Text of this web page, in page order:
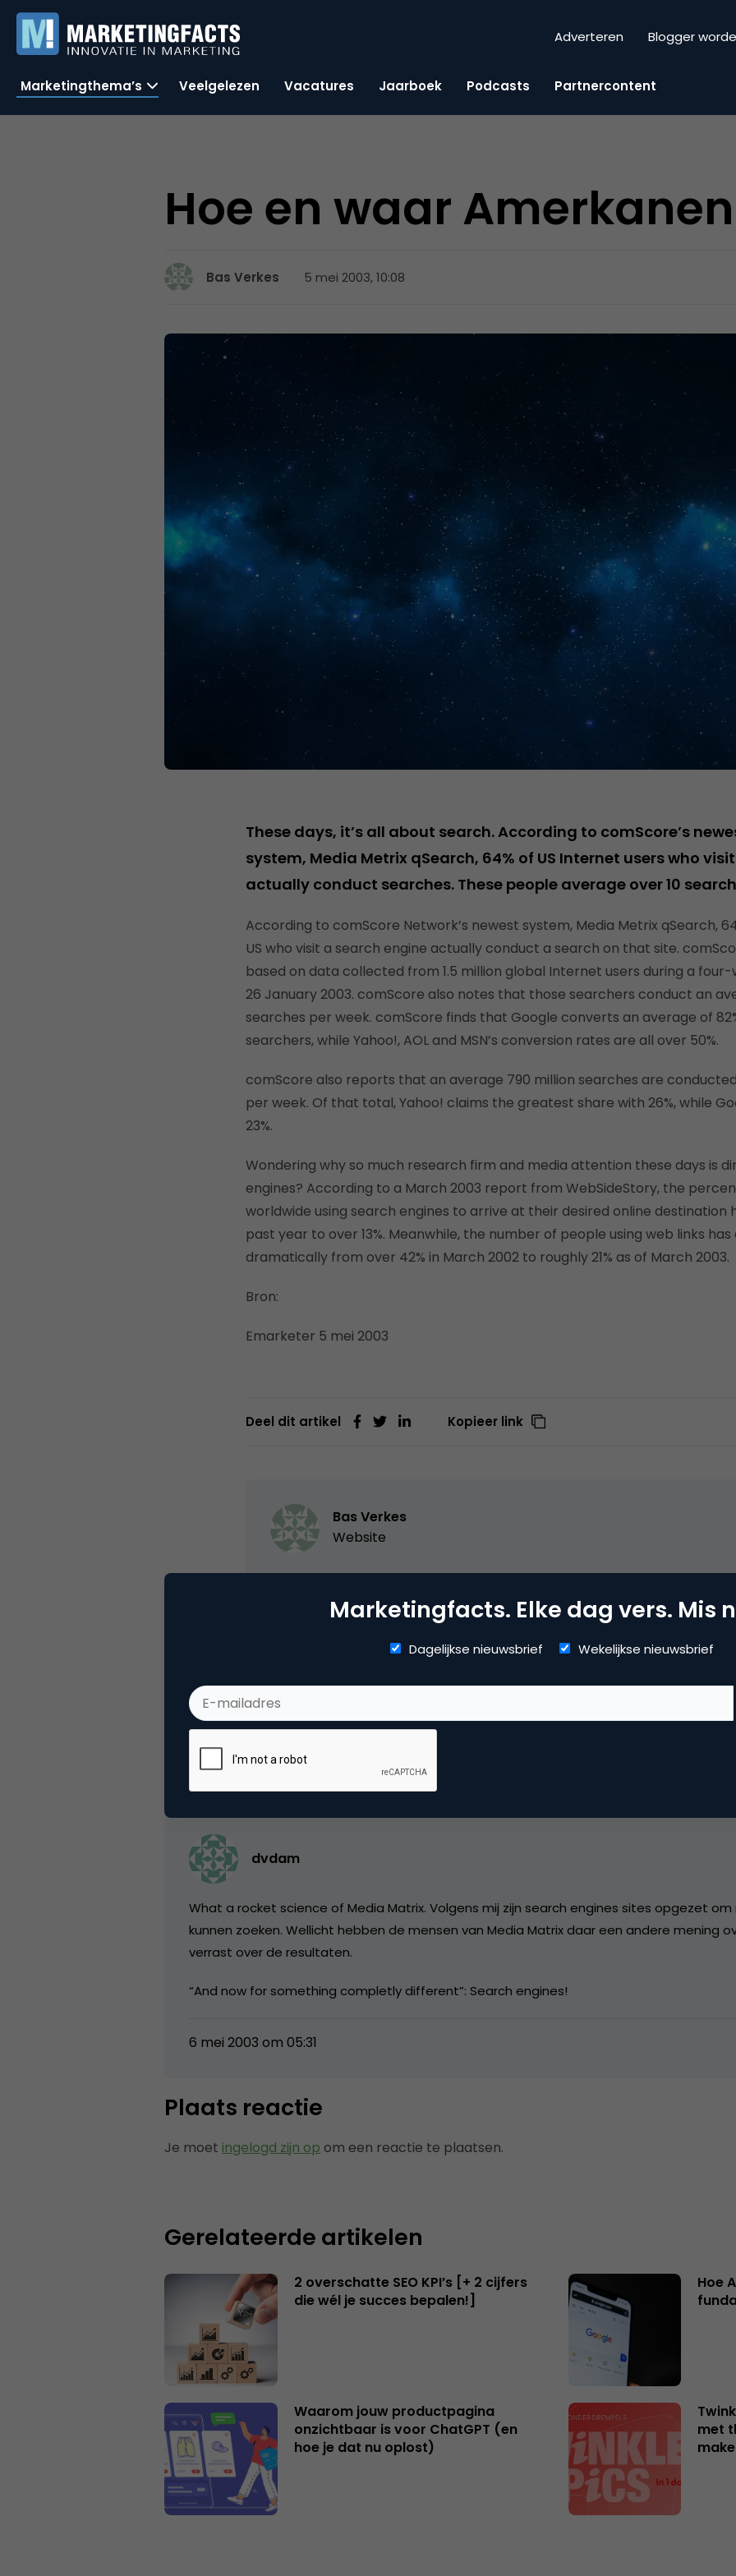
Adverteren Blogger
Marketingthema’s Veelgelezen Vacatures Jaarboek Podcasts Partnercontent
Hoe en waar
Bas Verkes 5 mei 2003, 10:08
These days, it’s all about search. According to comScore’s
system, Media Metrix qSearch, 64% of US Internet users who
actually conduct searches. These people average over 10
According to comScore Network’s newest system, Media Metrix qSearch,
US who visit a search engine actually conduct a search on that site.
based on data collected from 1.5 million global Internet users during a
26 January 2003. comScore also notes that those searchers conduct an
searches per week. comScore finds that Google converts an average of
searchers, while Yahoo!, AOL and MSN’s conversion rates are all over 50%.
comScore also reports that an average 790 million searches are
per week. Of that total, Yahoo! claims the greatest share with 26%, while
23%.
Wondering why so much research firm and media attention these days is
engines? According to a March 2003 report from WebSideStory, the
worldwide using search engines to arrive at their desired online destination
past year to over 13%. Meanwhile, the number of people using web links
dramatically from over 42% in March 2002 to roughly 21% as of March 2003.
Bron:
Emarketer 5 mei 2003
Deel dit artikel Kopieer link
Bas Verkes
Website
Tags zoekmachine marketing
1 Reactie
dvdam
What a rocket science of Media Matrix. Volgens mij zijn search engines sites opgezet
kunnen zoeken. Wellicht hebben de mensen van Media Matrix daar een andere mening
verrast over de resultaten.
“And now for something completly different”: Search engines!
6 mei 2003 om 05:31
Plaats reactie
Je moet ingelogd zijn op om een reactie te plaatsen.
Gerelateerde artikelen
2 overschatte SEO KPI’s [+ 2 cijfers
die wél je succes bepalen!]
Hoe
Waarom jouw productpagina
onzichtbaar is voor ChatGPT (en
hoe je dat nu oplost)
met
Marketingfacts. Elke dag vers. Mis
Dagelijkse nieuwsbrief Wekelijkse nieuwsbrief